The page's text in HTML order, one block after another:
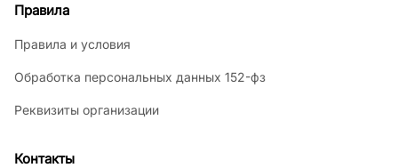
Правила
Правила и условия
Обработка персональных данных 152-фз
Реквизиты организации
Контакты